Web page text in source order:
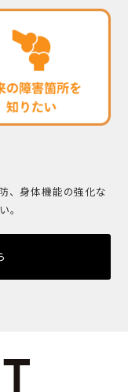
、身体機能の強化な
。